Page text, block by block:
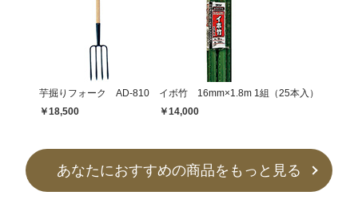
芋掘りフォーク AD-810
￥18,500
イボ竹 16mm×1.8m 1組（25本入）
￥14,000
あなたにおすすめの商品をもっと見る